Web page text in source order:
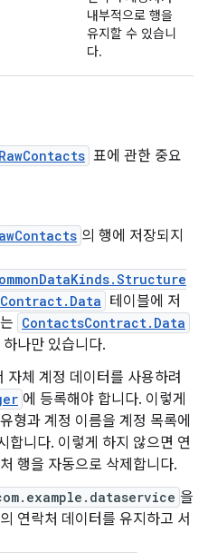
내부적으로 행을
유지할 수 있습니
다.
표에 관한 중요
의 행에 저장되지
테이블에 저
ContactsContract.Data
나만 있습니다.
자체 계정 데이터를 사용하려
에 등록해야 합니다. 이렇게
형과 계정 이름을 계정 목록에
합니다. 이렇게 하지 않으면 연
행을 자동으로 삭제합니다.
을
연락처 데이터를 유지하고 서